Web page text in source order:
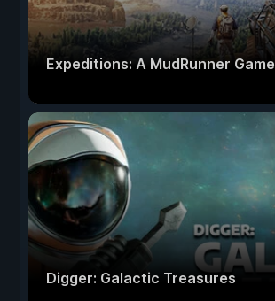
Expeditions: A MudRunner Game
Digger: Galactic Treasures